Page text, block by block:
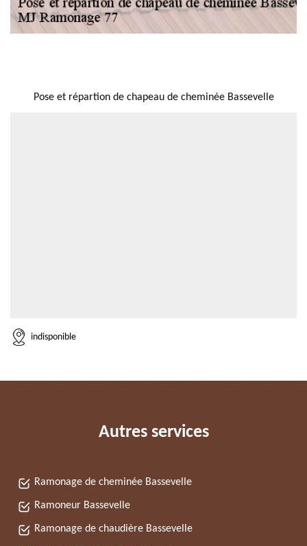
Pose et répartion de chapeau de cheminée Bassevelle
indisponible
Autres services
Ramonage de cheminée Bassevelle
Ramoneur Bassevelle
Ramonage de chaudière Bassevelle